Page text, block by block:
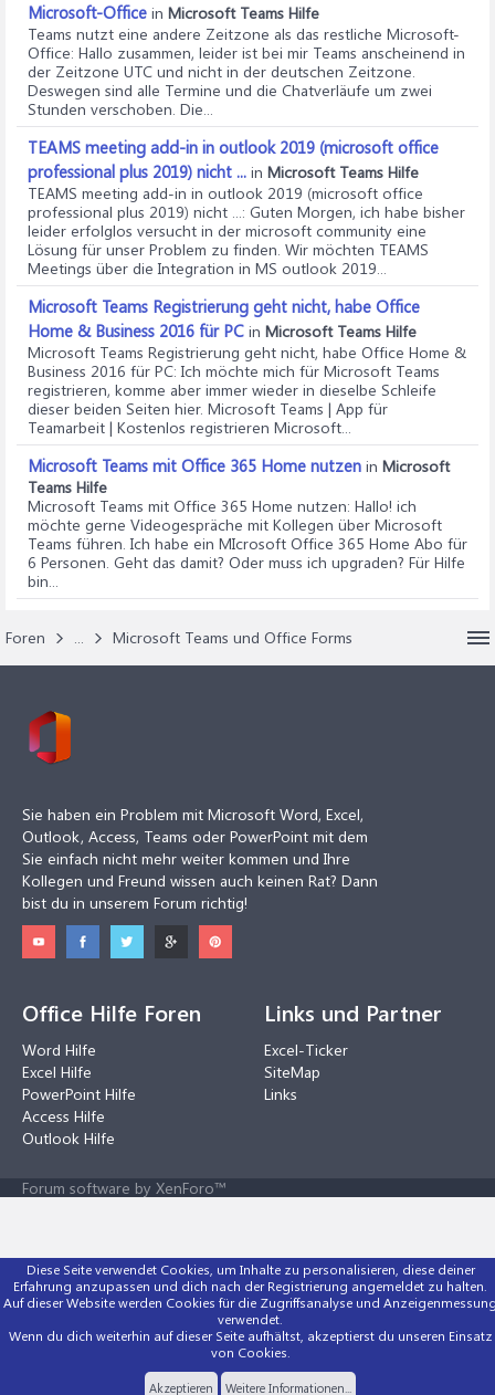
Microsoft-Office in Microsoft Teams Hilfe
Teams nutzt eine andere Zeitzone als das restliche Microsoft-
Office: Hallo zusammen, leider ist bei mir Teams anscheinend in
der Zeitzone UTC und nicht in der deutschen Zeitzone.
Deswegen sind alle Termine und die Chatverläufe um zwei
Stunden verschoben. Die...
TEAMS meeting add-in in outlook 2019 (microsoft office
professional plus 2019) nicht ... in Microsoft Teams Hilfe
TEAMS meeting add-in in outlook 2019 (microsoft office
professional plus 2019) nicht ...: Guten Morgen, ich habe bisher
leider erfolglos versucht in der microsoft community eine
Lösung für unser Problem zu finden. Wir möchten TEAMS
Meetings über die Integration in MS outlook 2019...
Microsoft Teams Registrierung geht nicht, habe Office
Home & Business 2016 für PC in Microsoft Teams Hilfe
Microsoft Teams Registrierung geht nicht, habe Office Home &
Business 2016 für PC: Ich möchte mich für Microsoft Teams
registrieren, komme aber immer wieder in dieselbe Schleife
dieser beiden Seiten hier. Microsoft Teams | App für
Teamarbeit | Kostenlos registrieren Microsoft...
Microsoft Teams mit Office 365 Home nutzen in Microsoft
Teams Hilfe
Microsoft Teams mit Office 365 Home nutzen: Hallo! ich
möchte gerne Videogespräche mit Kollegen über Microsoft
Teams führen. Ich habe ein MIcrosoft Office 365 Home Abo für
6 Personen. Geht das damit? Oder muss ich upgraden? Für Hilfe
bin...
Foren ... Microsoft Teams und Office Forms
Sie haben ein Problem mit Microsoft Word, Excel,
Outlook, Access, Teams oder PowerPoint mit dem
Sie einfach nicht mehr weiter kommen und Ihre
Kollegen und Freund wissen auch keinen Rat? Dann
bist du in unserem Forum richtig!
Office Hilfe Foren
Word Hilfe
Excel Hilfe
PowerPoint Hilfe
Access Hilfe
Outlook Hilfe
Links und Partner
Excel-Ticker
SiteMap
Links
Forum software by XenForo™
Diese Seite verwendet Cookies, um Inhalte zu personalisieren, diese deiner
Erfahrung anzupassen und dich nach der Registrierung angemeldet zu halten.
Auf dieser Website werden Cookies für die Zugriffsanalyse und
verwendet.
Wenn du dich weiterhin auf dieser Seite aufhältst, akzeptierst du unseren Einsatz
von Cookies.
Akzeptieren Weitere Informationen...